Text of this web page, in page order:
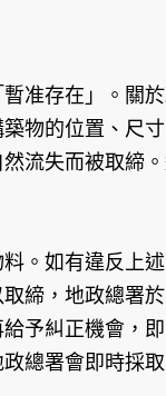
准存在」。關
物的位置、尺
流失而被取締
。如有違反上
締，地政總署
予糾正機會，
總署會即時採